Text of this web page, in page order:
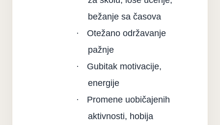
bežanje sa časova
·
Otežano održavanje
pažnje
·
Gubitak motivacije,
energije
·
Promene uobičajenih
aktivnosti, hobija